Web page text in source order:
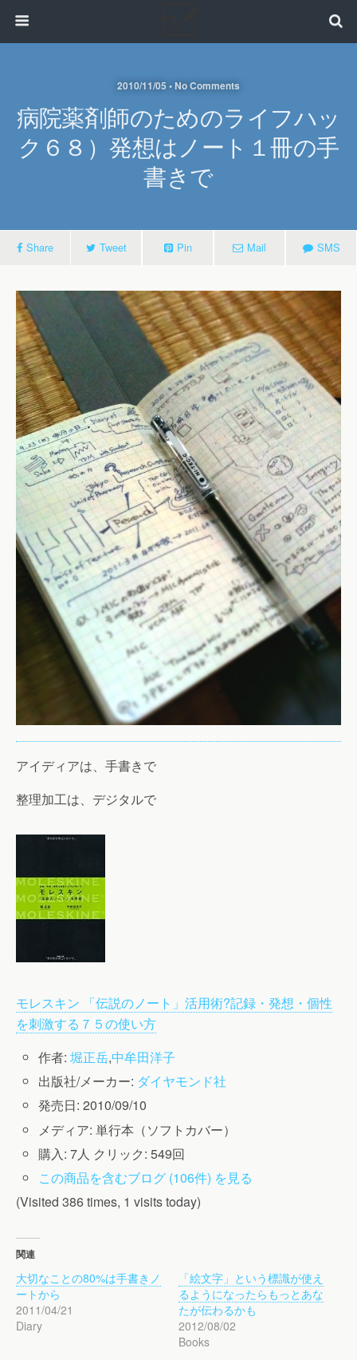
2010/11/05 • No Comments
病院薬剤師のためのライフハッ
ク６８）発想はノート１冊の手
書きで
Share Tweet Pin Mail SMS
アイディアは、手書きで
整理加工は、デジタルで
モレスキン 「伝説のノート」活用術?記録・発想・個性
を刺激する７５の使い方
作者: 堀正岳,中牟田洋子
出版社/メーカー: ダイヤモンド社
発売日: 2010/09/10
メディア: 単行本（ソフトカバー）
購入: 7人 クリック: 549回
この商品を含むブログ (106件) を見る
(Visited 386 times, 1 visits today)
関連
大切なことの80%は手書きノ
ートから
2011/04/21
Diary
「絵文字」という標識が使え
るようになったらもっとあな
たが伝わるかも
2012/08/02
Books